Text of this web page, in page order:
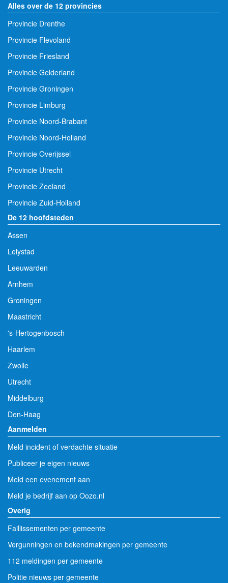
Alles over de 12 provincies
Provincie Drenthe
Provincie Flevoland
Provincie Friesland
Provincie Gelderland
Provincie Groningen
Provincie Limburg
Provincie Noord-Brabant
Provincie Noord-Holland
Provincie Overijssel
Provincie Utrecht
Provincie Zeeland
Provincie Zuid-Holland
De 12 hoofdsteden
Assen
Lelystad
Leeuwarden
Arnhem
Groningen
Maastricht
's-Hertogenbosch
Haarlem
Zwolle
Utrecht
Middelburg
Den-Haag
Aanmelden
Meld incident of verdachte situatie
Publiceer je eigen nieuws
Meld een evenement aan
Meld je bedrijf aan op Oozo.nl
Overig
Faillissementen per gemeente
Vergunningen en bekendmakingen per gemeente
112 meldingen per gemeente
Politie nieuws per gemeente